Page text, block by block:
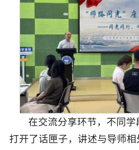
在交流分享环节，不同
打开了话匣子，讲述与导师